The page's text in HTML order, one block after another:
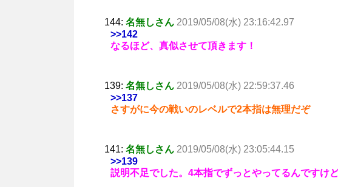
144: 名無しさん 2019/05/08(水) 23:16:42.97
>>142
なるほど、真似させて頂きます！
139: 名無しさん 2019/05/08(水) 22:59:37.46
>>137
さすがに今の戦いのレベルで2本指は無理だぞ
141: 名無しさん 2019/05/08(水) 23:05:44.15
>>139
説明不足でした。4本指でずっとやってるんですけ